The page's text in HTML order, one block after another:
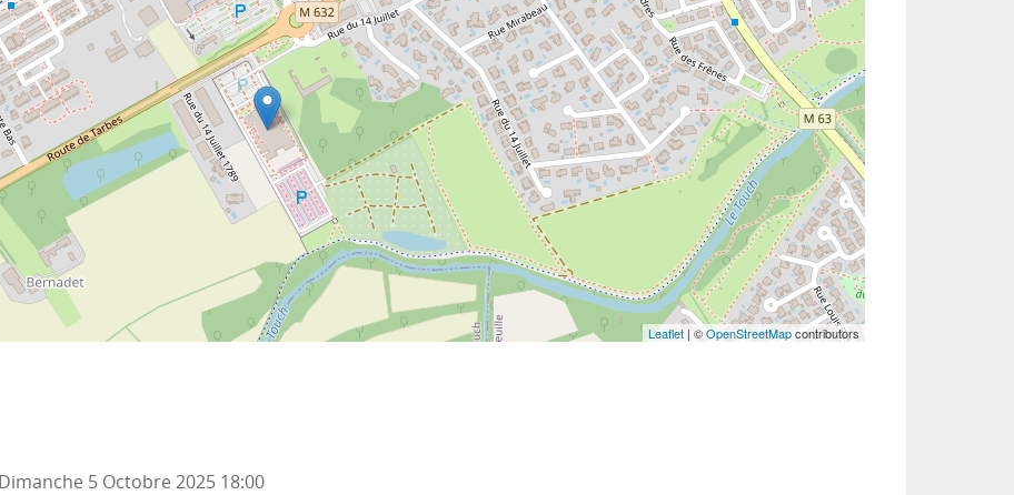
Leaflet | ©OpenStreetMapcontributors
Dimanche 5 Octobre 2025 18:00